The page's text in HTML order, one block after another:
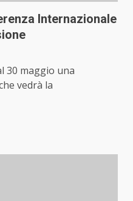
Internazionale
30 maggio una
vedrà la